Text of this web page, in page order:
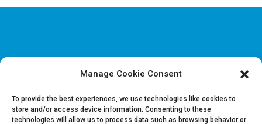
Manage Cookie Consent
To provide the best experiences, we use technologies like cookies to
store and/or access device information. Consenting to these
technologies will allow us to process data such as browsing behavior or
Disclaimer & Informations juridiques